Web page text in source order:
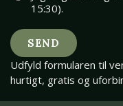
15:30).
SEND
Udfyld formularen til
hurtigt, gratis og